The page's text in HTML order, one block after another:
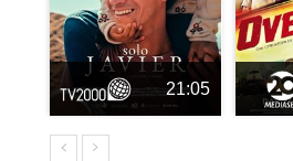
21:05